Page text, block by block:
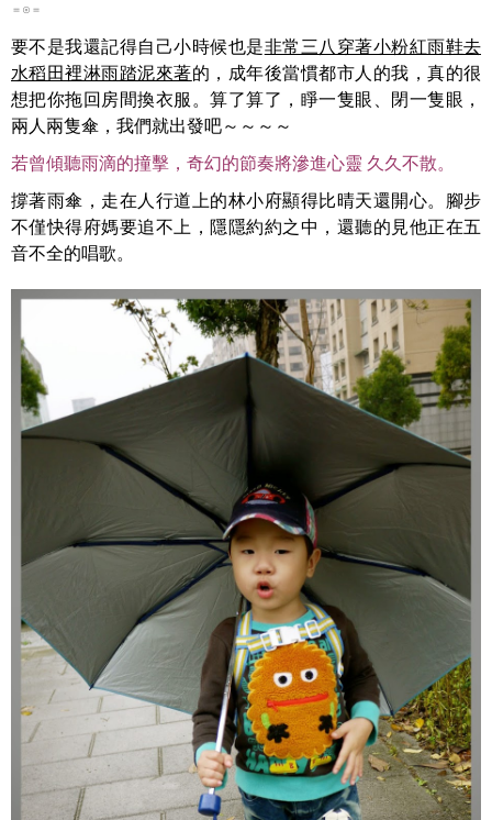
＝⊙＝
要不是我還記得自己小時候也是非常三八穿著小粉紅雨鞋去
水稻田裡淋雨踏泥來著的，成年後當慣都市人的我，真的很
想把你拖回房間換衣服。算了算了，睜一隻眼、閉一隻眼，
兩人兩隻傘，我們就出發吧～～～～
若曾傾聽雨滴的撞擊，奇幻的節奏將滲進心靈 久久不散。
撐著雨傘，走在人行道上的林小府顯得比晴天還開心。腳步
不僅快得府媽要追不上，隱隱約約之中，還聽的見他正在五
音不全的唱歌。